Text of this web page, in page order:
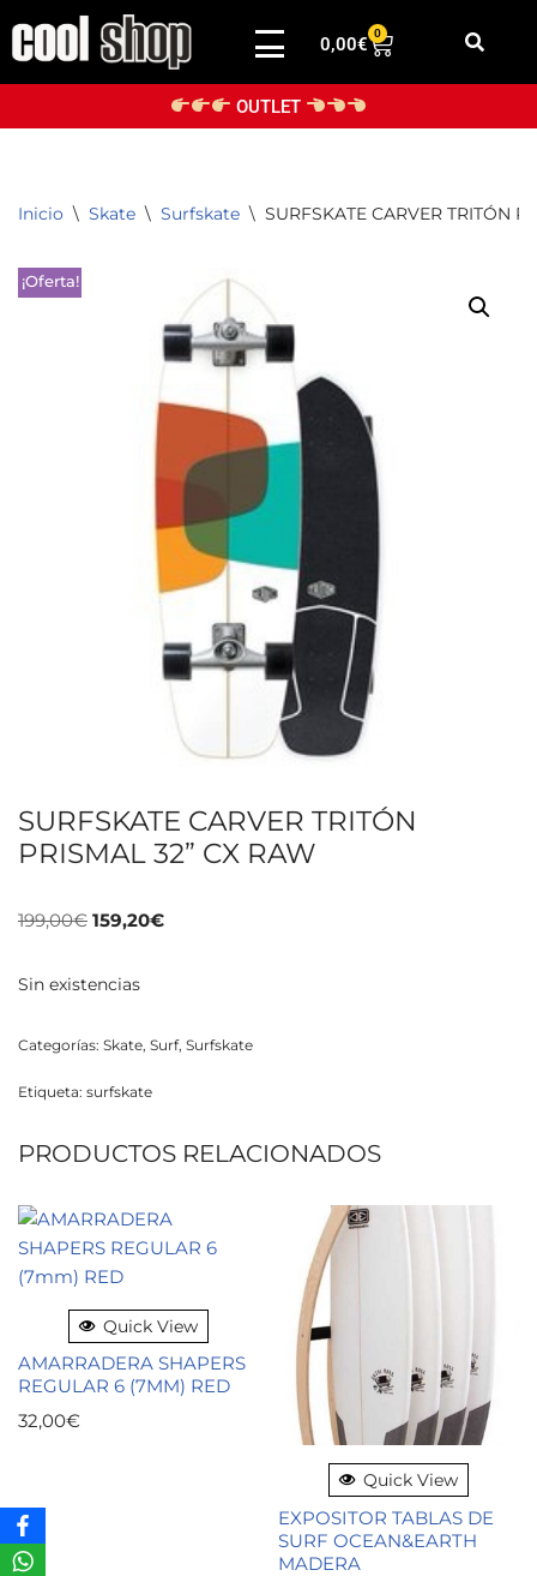
Saltar
0,00€
0
OUTLET
Inicio \ Skate \ Surfskate \ SURFSKATE CARVER TRITÓN
¡Oferta!
SURFSKATE CARVER TRITÓN
PRISMAL 32” CX RAW
199,00€ 159,20€
Sin existencias
Categorías: Skate, Surf, Surfskate
Etiqueta: surfskate
PRODUCTOS RELACIONADOS
Quick View
AMARRADERA SHAPERS
REGULAR 6 (7MM) RED
32,00€
Quick View
EXPOSITOR TABLAS DE
SURF OCEAN&EARTH
MADERA